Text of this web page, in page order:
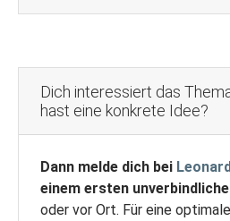
Dich interessiert das
hast eine konkrete Idee?
Dann melde dich bei
einem ersten
oder vor Ort. Für eine